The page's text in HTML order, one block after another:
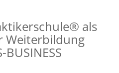
als
Weiterbildung
BUSINESS